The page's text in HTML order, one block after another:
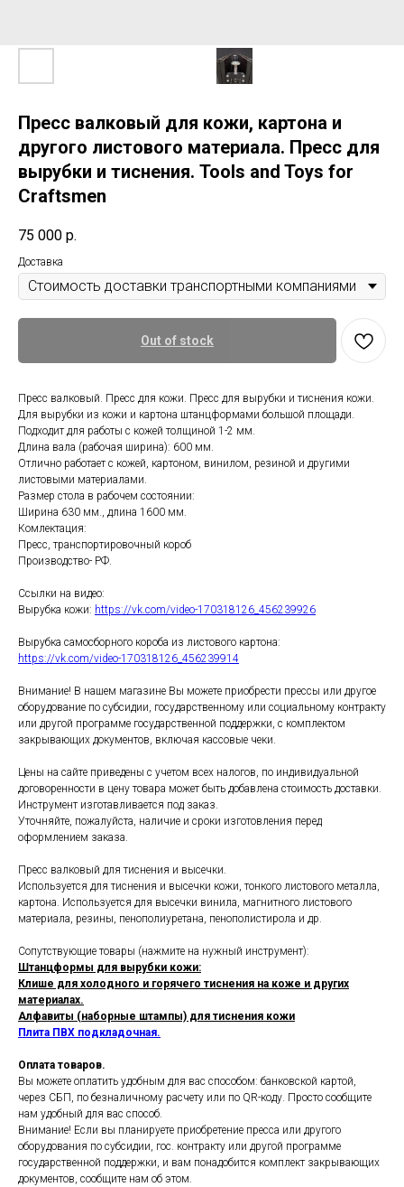
Пресс валковый для кожи, картона и
другого листового материала. Пресс для
вырубки и тиснения. Tools and Toys for
Craftsmen
75 000 р.
Доставка
Out of stock
Пресс валковый. Пресс для кожи. Пресс для вырубки и тиснения кожи.
Для вырубки из кожи и картона штанцформами большой площади.
Подходит для работы с кожей толщиной 1-2 мм.
Длина вала (рабочая ширина): 600 мм.
Отлично работает с кожей, картоном, винилом, резиной и другими
листовыми материалами.
Размер стола в рабочем состоянии:
Ширина 630 мм., длина 1600 мм.
Комлектация:
Пресс, транспортировочный короб
Производство- РФ.
Ссылки на видео:
Вырубка кожи: https://vk.com/video-170318126_456239926
Вырубка самосборного короба из листового картона:
https://vk.com/video-170318126_456239914
Внимание! В нашем магазине Вы можете приобрести прессы или другое
оборудование по субсидии, государственному или социальному контракту
или другой программе государственной поддержки, с комплектом
закрывающих документов, включая кассовые чеки.
Цены на сайте приведены с учетом всех налогов, по индивидуальной
договоренности в цену товара может быть добавлена стоимость доставки.
Инструмент изготавливается под заказ.
Уточняйте, пожалуйста, наличие и сроки изготовления перед
оформлением заказа.
Пресс валковый для тиснения и высечки.
Используется для тиснения и высечки кожи, тонкого листового металла,
картона. Используется для высечки винила, магнитного листового
материала, резины, пенополиуретана, пенополистирола и др.
Сопутствующие товары (нажмите на нужный инструмент):
Штанцформы для вырубки кожи:
Клише для холодного и горячего тиснения на коже и других
материалах.
Алфавиты (наборные штампы) для тиснения кожи
Плита ПВХ подкладочная.
Оплата товаров.
Вы можете оплатить удобным для вас способом: банковской картой,
через СБП, по безналичному расчету или по QR-коду. Просто сообщите
нам удобный для вас способ.
Внимание! Если вы планируете приобретение пресса или другого
оборудования по субсидии, гос. контракту или другой программе
государственной поддержки, и вам понадобится комплект закрывающих
документов, сообщите нам об этом.